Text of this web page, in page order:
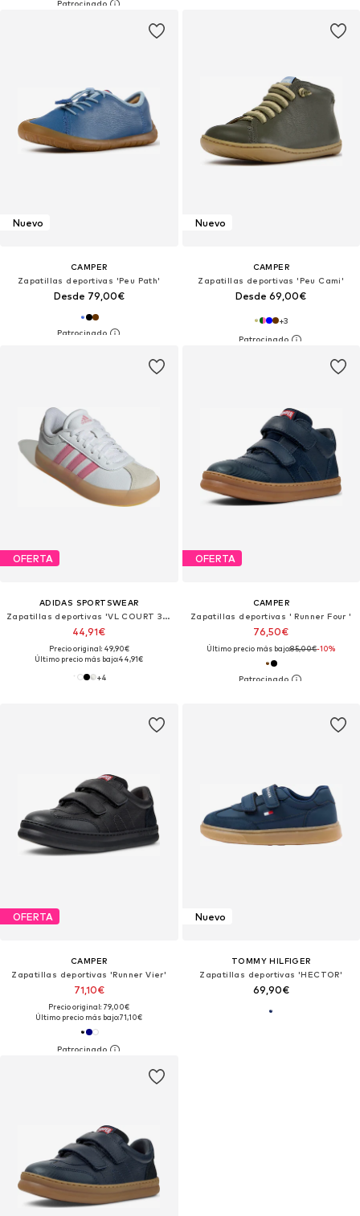
Nuevo
CAMPER
Zapatillas deportivas 'Peu Path'
Desde 79,00€
Nuevo
CAMPER
Zapatillas deportivas 'Peu Cami'
Desde 69,00€
+3
OFERTA
ADIDAS SPORTSWEAR
Zapatillas deportivas 'VL COURT 3.0'
44,91€
Precio original: 49,90€
Último precio más bajo:44,91€
+4
OFERTA
CAMPER
Zapatillas deportivas ' Runner Four '
76,50€
Último precio más bajo:85,00€-10%
OFERTA
CAMPER
Zapatillas deportivas 'Runner Vier'
71,10€
Precio original: 79,00€
Último precio más bajo:71,10€
Nuevo
TOMMY HILFIGER
Zapatillas deportivas 'HECTOR'
69,90€